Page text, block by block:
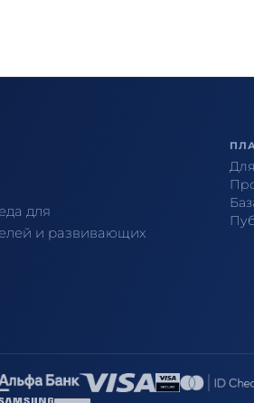
для
и развивающих